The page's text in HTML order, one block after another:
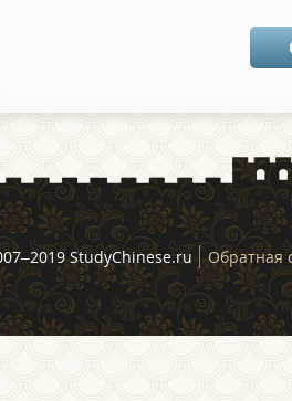
StudyChinese.ru Обратная